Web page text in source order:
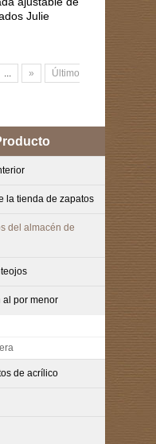
Julie
... »
Último
la tienda de zapatos
del almacén de
al por menor
de acrílico